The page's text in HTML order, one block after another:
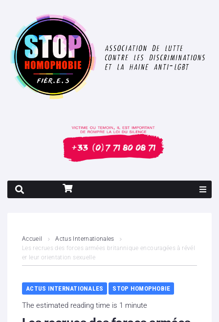
Contenus litigieux
Nous soutenir
Boutique
Accueil
Actus Internationales
Les recrues des forces armées britannique encouragées à révél
er leur orientation sexuelle
ACTUS INTERNATIONALES STOP HOMOPHOBIE
The estimated reading time is 1 minute